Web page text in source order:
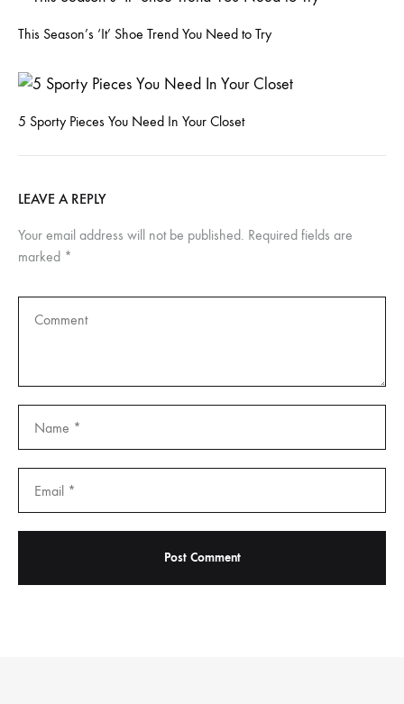
This Season’s ‘It’ Shoe Trend You Need to Try
5 Sporty Pieces You Need In Your Closet
LEAVE A REPLY
Your email address will not be published. Required fields are
marked *